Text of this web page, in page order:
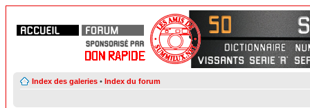
Index des galeries • Index du forum